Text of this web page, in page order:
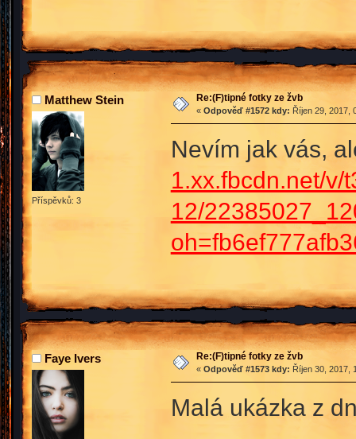
Matthew Stein
Příspěvků: 3
Re:(F)tipné fotky ze žvb
« Odpověď #1572 kdy: Říjen 29, 2017,
Nevím jak vás,
1.xx.fbcdn.net/v/
12/
Faye Ivers Re:(F)tipné fotky ze žvb
« Odpověď #1573 kdy: Říjen 30, 2017,
Malá ukázka z